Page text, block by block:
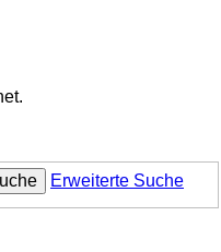
Erweiterte Suche